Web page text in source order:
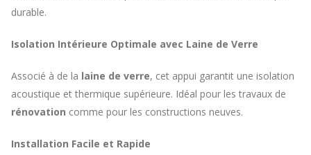
durable.
Isolation Intérieure Optimale avec Laine de Verre
Associé à de la laine de verre, cet appui garantit une isolation
acoustique et thermique supérieure. Idéal pour les travaux de
rénovation comme pour les constructions neuves.
Installation Facile et Rapide